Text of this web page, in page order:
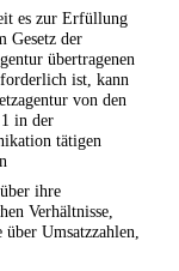
es zur Erfüllung
Gesetz der
übertragenen
ist, kann
von den
in der
tätigen
ihre
Verhältnisse,
über Umsatzzahlen,